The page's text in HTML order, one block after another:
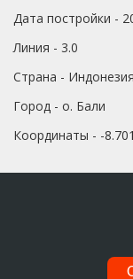
Дата постройки -
Линия - 3.0
Страна - Индонезия
Город - о. Бали
Координаты - -